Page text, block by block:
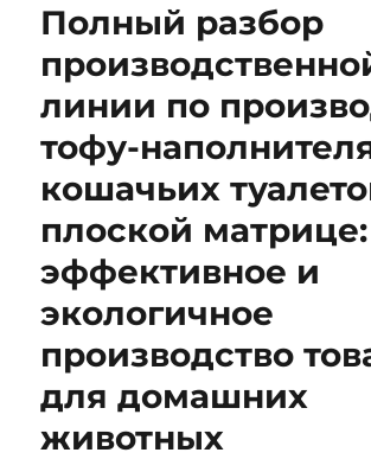
Полный разбор
линии по
тофу-
кошачьих
плоской матрице:
эффективное и
экологичное
производство
для домашних
животных